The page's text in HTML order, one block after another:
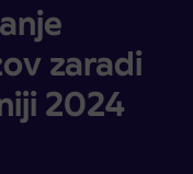
zaradi
2024